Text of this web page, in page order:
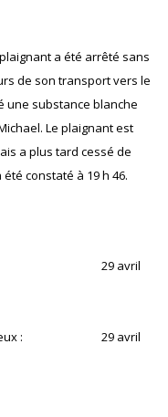
plaignant a été arrêté sans
de son transport vers le
une substance blanche
Le plaignant est
a plus tard cessé de
constaté à 19 h 46.
29 avril
:
29 avril